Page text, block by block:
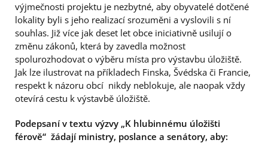
výjmečnosti projektu je nezbytné, aby obyvatelé dotčené
lokality byli s jeho realizací srozuměni a vyslovili s ní
souhlas. Již více jak deset let obce iniciativně usilují o
změnu zákonů, která by zavedla možnost
spolurozhodovat o výběru místa pro výstavbu úložiště.
Jak lze ilustrovat na příkladech Finska, Švédska či Francie,
respekt k názoru obcí nikdy neblokuje, ale naopak vždy
otevírá cestu k výstavbě úložiště.
Podepsaní v textu výzvy „K hlubinnému úložišti
férově“ žádají ministry, poslance a senátory, aby: